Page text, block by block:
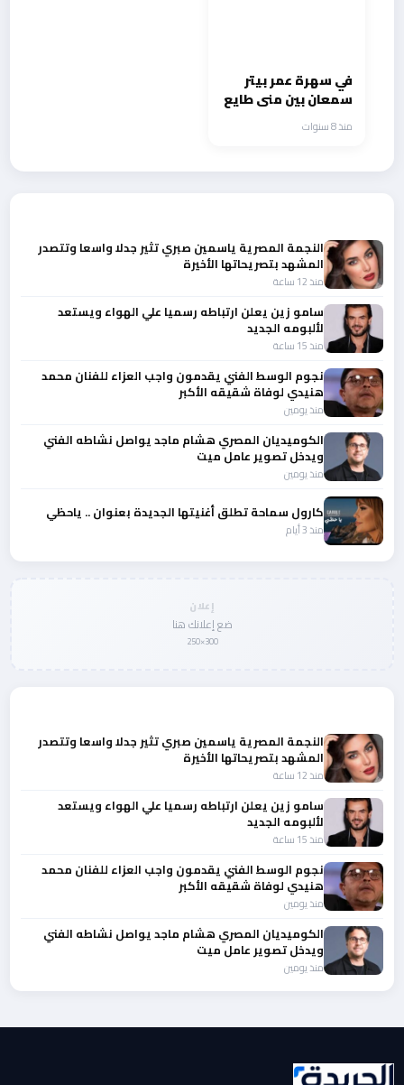
في سهرة عمر بيتر
سمعان بين منى طايع
ويوسف الخالمنذ 8 سنوات
النجمة المصرية ياسمين صبري تثير جدلا واسعا وتتصدر
المشهد بتصريحاتها الأخيرة
منذ 12 ساعة
سامو زين يعلن ارتباطه رسميا علي الهواء ويستعد
لألبومه الجديد
منذ 15 ساعة
نجوم الوسط الفني يقدمون واجب العزاء للفنان محمد
هنيدي لوفاة شقيقه الأكبر
منذ يومين
الكوميديان المصري هشام ماجد يواصل نشاطه الفني
ويدخل تصوير عامل ميت
منذ يومين
كارول سماحة تطلق أغنيتها الجديدة بعنوان .. ياحظي
منذ 3 أيام
إعلان
ضع إعلانك هنا
300×250
النجمة المصرية ياسمين صبري تثير جدلا واسعا وتتصدر
المشهد بتصريحاتها الأخيرة
منذ 12 ساعة
سامو زين يعلن ارتباطه رسميا علي الهواء ويستعد
لألبومه الجديد
منذ 15 ساعة
نجوم الوسط الفني يقدمون واجب العزاء للفنان محمد
هنيدي لوفاة شقيقه الأكبر
منذ يومين
الكوميديان المصري هشام ماجد يواصل نشاطه الفني
ويدخل تصوير عامل ميت
منذ يومين